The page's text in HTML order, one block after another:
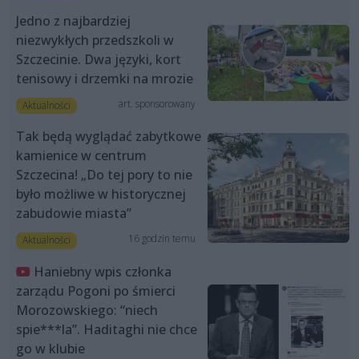
Jedno z najbardziej
niezwykłych przedszkoli w
Szczecinie. Dwa języki, kort
tenisowy i drzemki na mrozie
Aktualności art. sponsorowany
Tak będą wyglądać zabytkowe
kamienice w centrum
Szczecina! „Do tej pory to nie
było możliwe w historycznej
zabudowie miasta”
Aktualności 16 godzin temu
Haniebny wpis członka
zarządu Pogoni po śmierci
Morozowskiego: “niech
spie***la”. Haditaghi nie chce
go w klubie